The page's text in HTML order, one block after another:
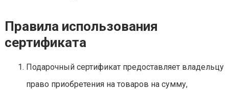
Правила использования
сертификата
Подарочный сертификат предоставляет владельцу
право приобретения на товаров на сумму,